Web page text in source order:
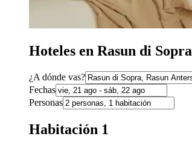
Hoteles en Rasun di Sopra
¿A dónde vas?
Fechas
Personas
Habitación 1